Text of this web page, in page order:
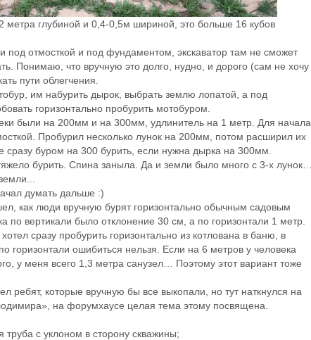
метра глубиной и 0,4-0,5м шириной, это больше 16 кубов
отмосткой и под фундаментом, экскаватор там не сможет
Понимаю, что вручную это долго, нудно, и дорого (сам не хочу
пути облегчения.
им набурить дырок, выбрать землю лопатой, а под
горизонтально пробурить мотобуром.
были на 200мм и на 300мм, удлинитель на 1 метр. Для начала
Пробурил несколько лунок на 200мм, потом расширил их
буром на 300 бурить, если нужна дырка на 300мм.
бурить. Спина заныла. Да и земли было много с 3-х лунок…
думать дальше :)
как люди вручную бурят горизонтально обычным садовым
по вертикали было отклонение 30 см, а по горизонтали 1 метр.
сразу пробурить горизонтально из котлована в баню, в
горизонтали ошибиться нельзя. Если на 6 метров у человека
у меня всего 1,3 метра санузел… Поэтому этот вариант тоже
которые вручную бы все выкопали, но тут наткнулся на
на форумхаусе целая тема этому посвящена.
с уклоном в сторону скважины;